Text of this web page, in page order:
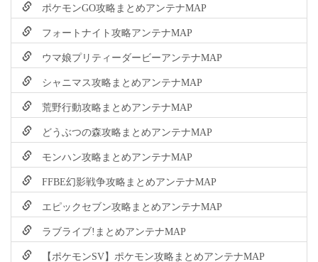
ポケモンGO攻略まとめアンテナMAP
フォートナイト攻略アンテナMAP
ウマ娘プリティーダービーアンテナMAP
シャニマス攻略まとめアンテナMAP
荒野行動攻略まとめアンテナMAP
どうぶつの森攻略まとめアンテナMAP
モンハン攻略まとめアンテナMAP
FFBE幻影戦争攻略まとめアンテナMAP
エピックセブン攻略まとめアンテナMAP
ラブライブ!まとめアンテナMAP
【ポケモンSV】ポケモン攻略まとめアンテナMAP